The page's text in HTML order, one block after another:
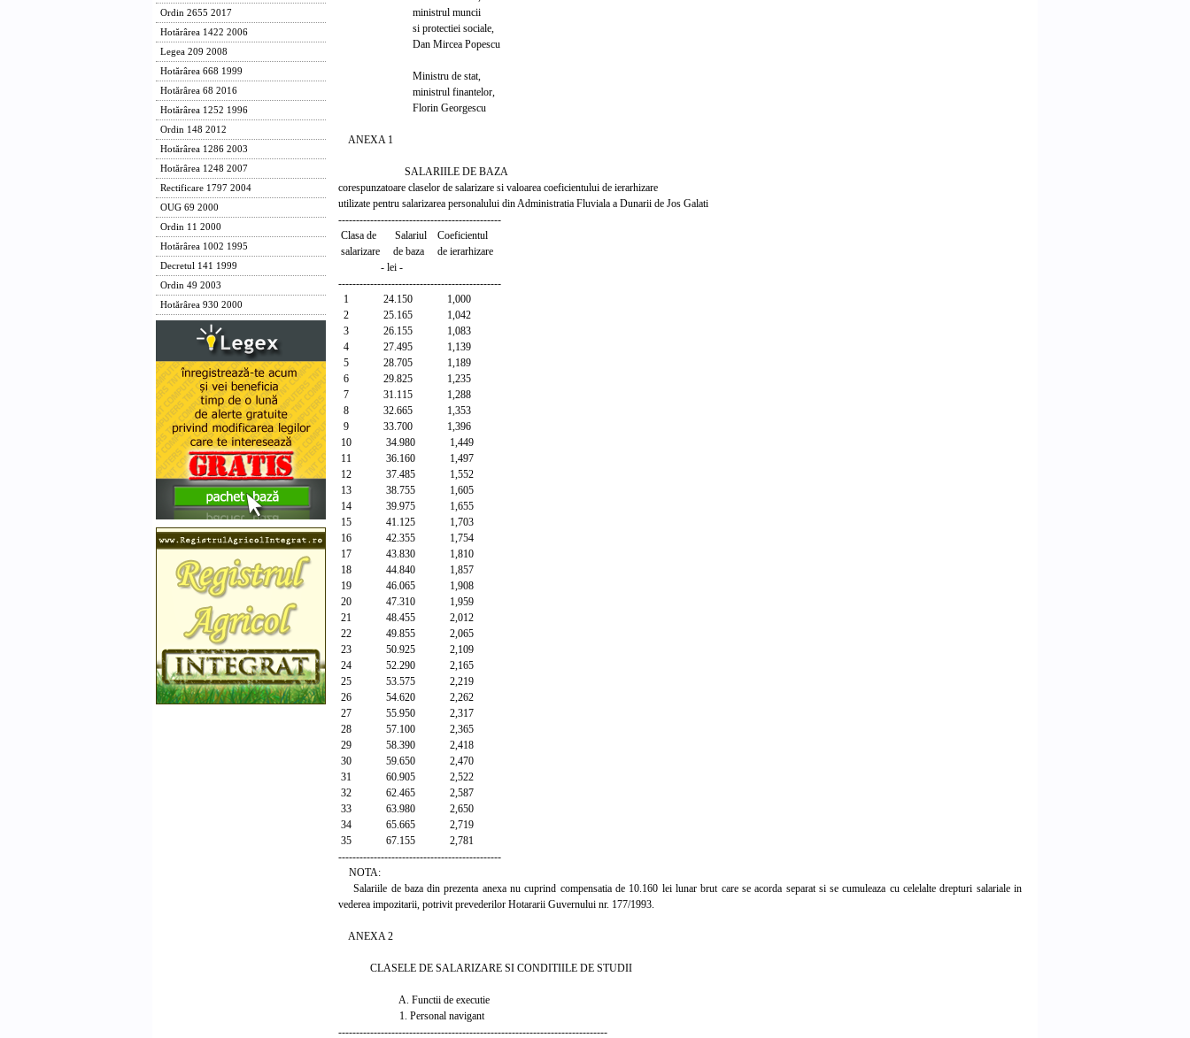
Ordin 2655 2017
Hotărârea 1422 2006
Legea 209 2008
Hotărârea 668 1999
Hotărârea 68 2016
Hotărârea 1252 1996
Ordin 148 2012
Hotărârea 1286 2003
Hotărârea 1248 2007
Rectificare 1797 2004
OUG 69 2000
Ordin 11 2000
Hotărârea 1002 1995
Decretul 141 1999
Ordin 49 2003
Hotărârea 930 2000
ministrul muncii
si protectiei sociale,
Dan Mircea Popescu
Ministru de stat,
ministrul finantelor,
Florin Georgescu
ANEXA 1
SALARIILE DE BAZA
corespunzatoare claselor de salarizare si valoarea coeficientului de ierarhizare
utilizate pentru salarizarea personalului din Administratia Fluviala a Dunarii de Jos Galati
----------------------------------------------
Clasa de Salariul Coeficientul
salarizare de baza de ierarhizare
- lei -
----------------------------------------------
1 24.150 1,000
2 25.165 1,042
3 26.155 1,083
4 27.495 1,139
5 28.705 1,189
6 29.825 1,235
7 31.115 1,288
8 32.665 1,353
9 33.700 1,396
10 34.980 1,449
11 36.160 1,497
12 37.485 1,552
13 38.755 1,605
14 39.975 1,655
15 41.125 1,703
16 42.355 1,754
17 43.830 1,810
18 44.840 1,857
19 46.065 1,908
20 47.310 1,959
21 48.455 2,012
22 49.855 2,065
23 50.925 2,109
24 52.290 2,165
25 53.575 2,219
26 54.620 2,262
27 55.950 2,317
28 57.100 2,365
29 58.390 2,418
30 59.650 2,470
31 60.905 2,522
32 62.465 2,587
33 63.980 2,650
34 65.665 2,719
35 67.155 2,781
----------------------------------------------
NOTA:
Salariile de baza din prezenta anexa nu cuprind compensatia de 10.160 lei lunar brut care se acorda separat si se cumuleaza cu celelalte drepturi salariale in
vederea impozitarii, potrivit prevederilor Hotararii Guvernului nr. 177/1993.
ANEXA 2
CLASELE DE SALARIZARE SI CONDITIILE DE STUDII
A. Functii de executie
1. Personal navigant
----------------------------------------------------------------------------